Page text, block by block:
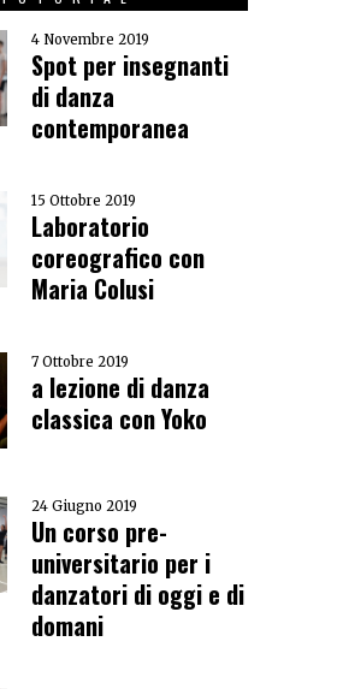
4 Novembre 2019
Spot per insegnanti
di danza
contemporanea
15 Ottobre 2019
Laboratorio
coreografico con
Maria Colusi
7 Ottobre 2019
a lezione di danza
classica con Yoko
24 Giugno 2019
Un corso pre-
universitario per i
danzatori di oggi e di
domani